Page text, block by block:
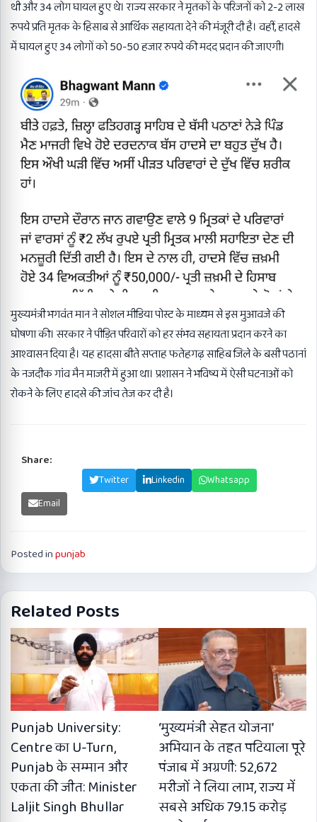
थी और 34 लोग घायल हुए थे। राज्य सरकार ने मृतकों के परिजनों को 2-2 लाख
रुपये प्रति मृतक के हिसाब से आर्थिक सहायता देने की मंजूरी दी है। वहीं, हादसे
में घायल हुए 34 लोगों को 50-50 हजार रुपये की मदद प्रदान की जाएगी।
मुख्यमंत्री भगवंत मान ने सोशल मीडिया पोस्ट के माध्यम से इस मुआवजे की
घोषणा की। सरकार ने पीड़ित परिवारों को हर संभव सहायता प्रदान करने का
आश्वासन दिया है। यह हादसा बीते सप्ताह फतेहगढ़ साहिब जिले के बसी पठानां
के नजदीक गांव मैन माजरी में हुआ था। प्रशासन ने भविष्य में ऐसी घटनाओं को
रोकने के लिए हादसे की जांच तेज कर दी है।
Share:
Twitter Linkedin
Whatsapp
Email
Posted inpunjab
Related Posts
Punjab University:
Centre का U-Turn,
Punjab के सम्मान और
एकता की जीत: Minister
Laljit Singh Bhullar
‘मुख्यमंत्री सेहत योजना’
अभियान के तहत पटियाला पूरे
पंजाब में अग्रणी: 52,672
मरीजों ने लिया लाभ, राज्य में
सबसे अधिक 79.15 करोड़